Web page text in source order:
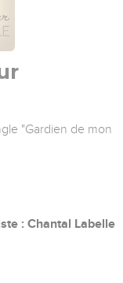
"Gardien de mon
: Chantal Labelle